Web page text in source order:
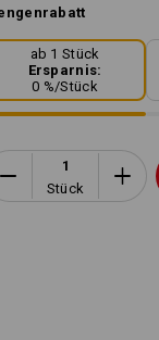
ab 1 Stück
Ersparnis:
0 %/Stück
Stück